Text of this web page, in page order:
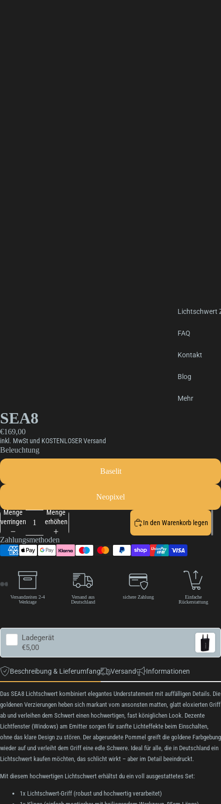
Lichtschwert
FAQ
Kontakt
Blog
Mehr
SEA8
€169,00
inkl. MwSt und KOSTENLOSER Versand
Beleuchtung
Baselit
Neopixel
Menge
verringern
Menge
erhöhen
In den Warenkorb legen
Zahlungsmethoden
Versandzeiten 2-4
Werktage
Versand aus
Deutschland
sichere Zahlung
Einfache
Rückerstattung
Ladegerät
€5,00
Beschreibung & Lieferumfang Versand Informationen
Das SEA8 Lichtschwert kombiniert elegantes Understatement mit auffälligen Details. Die
goldenen Verzierungen heben sich markant vom ansonsten matten, glatt eloxierten Griff
ab und verleihen dem Schwert einen hochwertigen, fast königlichen Look. Dezente
Lichtfenster (Windows) am Emitter sorgen für sanfte Lichteffekte beim Einschalten,
ohne das klare Design zu stören. Der abgerundete Pommel greift die goldene Farbgebung
wieder auf und verleiht dem Griff eine edle Schwere. Ideal für alle, die in Deutschland ein
Lichtschwert kaufen möchten, das schlicht wirkt – aber im Detail beeindruckt.
Mit diesem hochwertigen Lichtschwert erhältst du ein voll ausgestattetes Set:
1x Lichtschwert-Griff (robust und hochwertig verarbeitet)